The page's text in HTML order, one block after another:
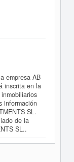
empresa AB
inscrita en la
información
SL.
de la
SL..